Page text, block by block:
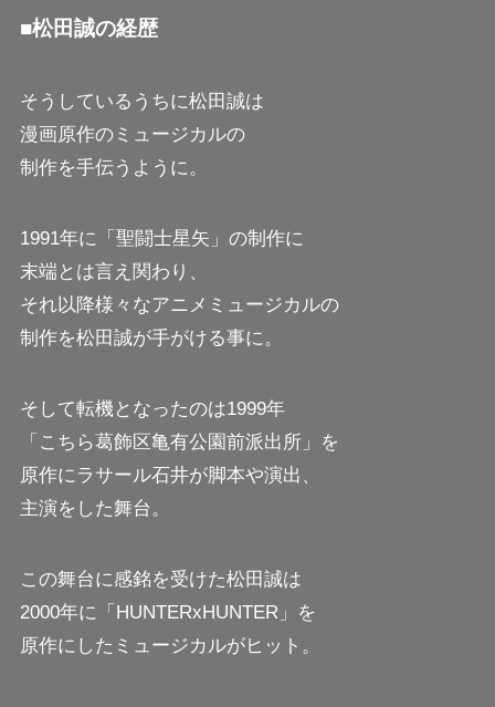
■松田誠の経歴
そうしているうちに松田誠は
漫画原作のミュージカルの
制作を手伝うように。
1991年に「聖闘士星矢」の制作に
末端とは言え関わり、
それ以降様々なアニメミュージカルの
制作を松田誠が手がける事に。
そして転機となったのは1999年
「こちら葛飾区亀有公園前派出所」を
原作にラサール石井が脚本や演出、
主演をした舞台。
この舞台に感銘を受けた松田誠は
2000年に「HUNTERxHUNTER」を
原作にしたミュージカルがヒット。